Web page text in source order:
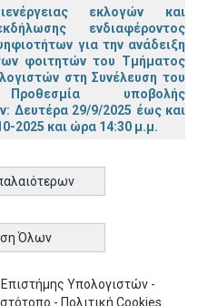
εκλογών και
ενδιαφέροντος
για την ανάδειξη
φοιτητών του Τμήματος
στη Συνέλευση του
υποβολής
Δευτέρα 29/9/2025 έως και
2025 και ώρα 14:30 μ.μ.
Όλων
Υπολογιστών -
- Πολιτική Cookies